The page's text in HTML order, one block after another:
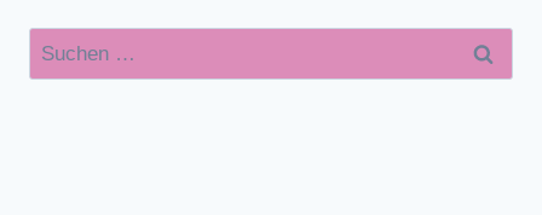
Suchen
nach: